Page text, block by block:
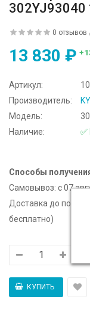
302YJ93040
0 отзывов
13 830 ₽
Артикул:
Производитель:
Модель:
Наличие:
Способы
Самовывоз: c 07
Доставка до
бесплатно)